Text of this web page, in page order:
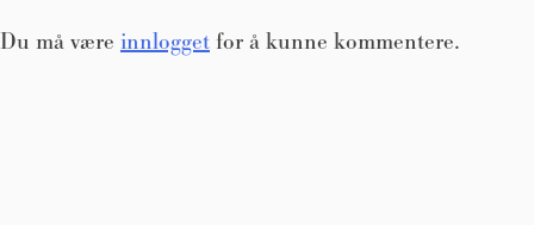
Du må være innlogget for å kunne kommentere.